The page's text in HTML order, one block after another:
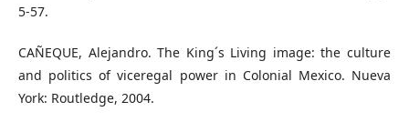
5-57.
CAÑEQUE, Alejandro. The King´s Living image: the culture
and politics of viceregal power in Colonial Mexico. Nueva
York: Routledge, 2004.